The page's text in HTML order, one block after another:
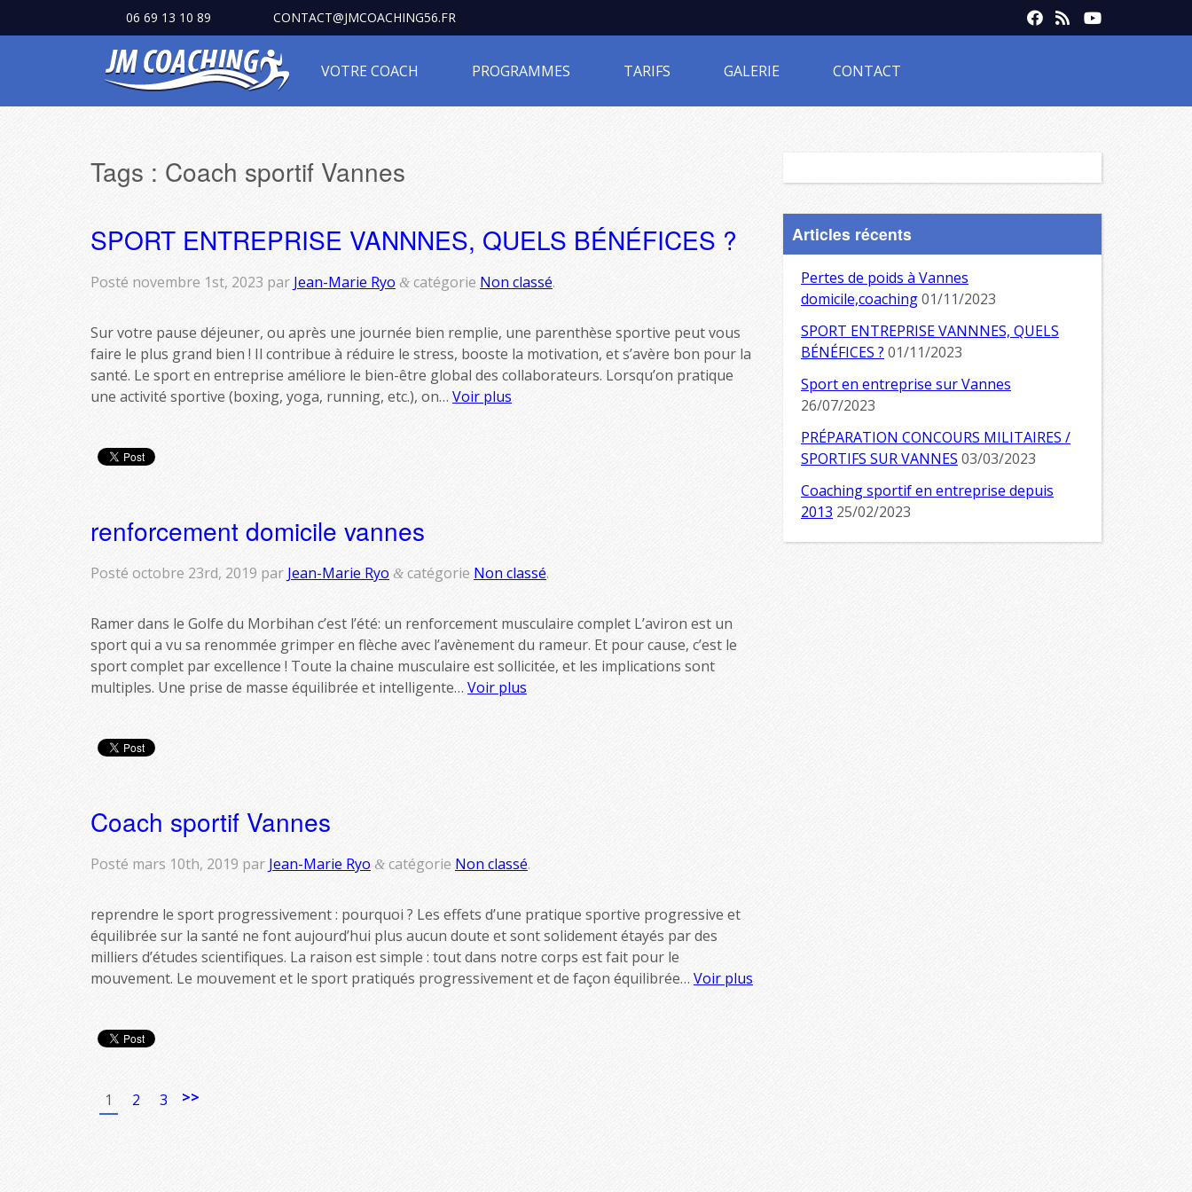
06 69 13 10 89 CONTACT@JMCOACHING56.FR
VOTRE COACH PROGRAMMES TARIFS GALERIE CONTACT
Tags : Coach sportif Vannes
SPORT ENTREPRISE VANNNES, QUELS BÉNÉFICES ?
Posté novembre 1st, 2023 par Jean-Marie Ryo & catégorie Non classé.
Sur votre pause déjeuner, ou après une journée bien remplie, une parenthèse sportive peut vous
faire le plus grand bien ! Il contribue à réduire le stress, booste la motivation, et s’avère bon pour la
santé. Le sport en entreprise améliore le bien-être global des collaborateurs. Lorsqu’on pratique
une activité sportive (boxing, yoga, running, etc.), on… Voir plus
renforcement domicile vannes
Posté octobre 23rd, 2019 par Jean-Marie Ryo & catégorie Non classé.
Ramer dans le Golfe du Morbihan c’est l’été: un renforcement musculaire complet L’aviron est un
sport qui a vu sa renommée grimper en flèche avec l’avènement du rameur. Et pour cause, c’est le
sport complet par excellence ! Toute la chaine musculaire est sollicitée, et les implications sont
multiples. Une prise de masse équilibrée et intelligente… Voir plus
Coach sportif Vannes
Posté mars 10th, 2019 par Jean-Marie Ryo & catégorie Non classé.
reprendre le sport progressivement : pourquoi ? Les effets d’une pratique sportive progressive et
équilibrée sur la santé ne font aujourd’hui plus aucun doute et sont solidement étayés par des
milliers d’études scientifiques. La raison est simple : tout dans notre corps est fait pour le
mouvement. Le mouvement et le sport pratiqués progressivement et de façon équilibrée… Voir plus
1 2 3 >>
Articles récents
Pertes de poids à Vannes
domicile,coaching01/11/2023
SPORT ENTREPRISE VANNNES, QUELS
BÉNÉFICES ? 01/11/2023
Sport en entreprise sur Vannes
26/07/2023
PRÉPARATION CONCOURS MILITAIRES /
SPORTIFS SUR VANNES 03/03/2023
Coaching sportif en entreprise depuis
2013 25/02/2023